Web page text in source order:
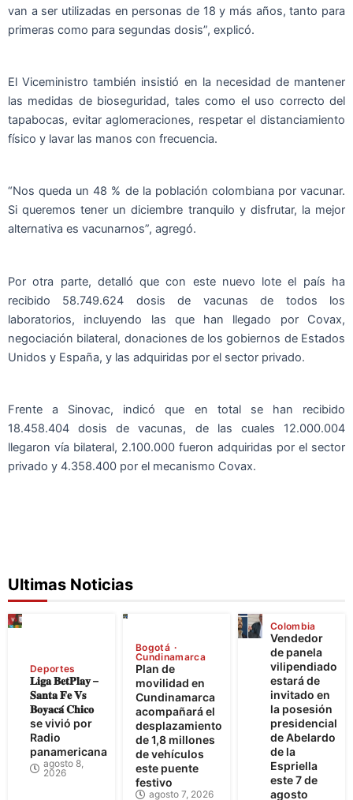
van a ser utilizadas en personas de 18 y más años, tanto para
primeras como para segundas dosis”, explicó.
El Viceministro también insistió en la necesidad de mantener
las medidas de bioseguridad, tales como el uso correcto del
tapabocas, evitar aglomeraciones, respetar el distanciamiento
físico y lavar las manos con frecuencia.
“Nos queda un 48 % de la población colombiana por vacunar.
Si queremos tener un diciembre tranquilo y disfrutar, la mejor
alternativa es vacunarnos”, agregó.
Por otra parte, detalló que con este nuevo lote el país ha
recibido 58.749.624 dosis de vacunas de todos los
laboratorios, incluyendo las que han llegado por Covax,
negociación bilateral, donaciones de los gobiernos de Estados
Unidos y España, y las adquiridas por el sector privado.
Frente a Sinovac, indicó que en total se han recibido
18.458.404 dosis de vacunas, de las cuales 12.000.004
llegaron vía bilateral, 2.100.000 fueron adquiridas por el sector
privado y 4.358.400 por el mecanismo Covax.
Ultimas Noticias
Deportes
𝐋𝐢𝐠𝐚 𝐁𝐞𝐭𝐏𝐥𝐚𝐲 –
𝐒𝐚𝐧𝐭𝐚 𝐅𝐞 𝐕𝐬
𝐁𝐨𝐲𝐚𝐜𝐚́ 𝐂𝐡𝐢𝐜𝐨
se vivió por
Radio
panamericana
agosto 8,
2026
Bogotá
Cundinamarca
Plan de
movilidad en
Cundinamarca
acompañará el
desplazamiento
de 1,8 millones
de vehículos
este puente
festivo
agosto 7, 2026
Colombia
Vendedor
de panela
vilipendiado
estará de
invitado en
la posesión
presidencial
de Abelardo
de la
Espriella
este 7 de
agosto